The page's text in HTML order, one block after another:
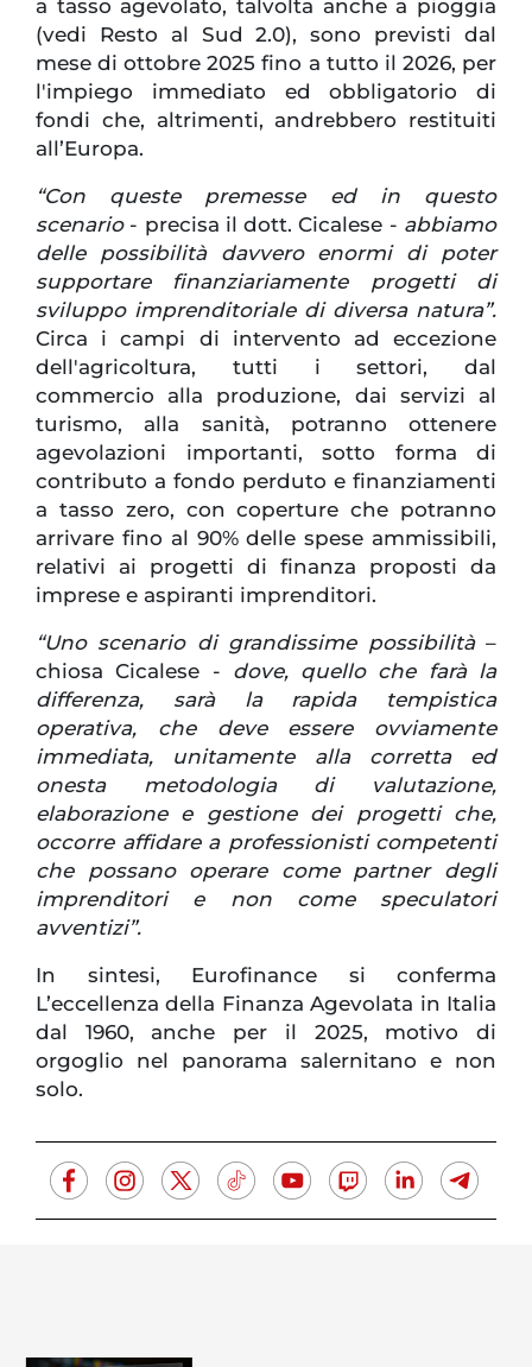
a tasso agevolato, talvolta anche a pioggia
(vedi Resto al Sud 2.0), sono previsti dal
mese di ottobre 2025 fino a tutto il 2026, per
l'impiego immediato ed obbligatorio di
fondi che, altrimenti, andrebbero restituiti
all’Europa.
“Con queste premesse ed in questo
scenario- precisa il dott. Cicalese - abbiamo
delle possibilità davvero enormi di poter
supportare finanziariamente progetti di
sviluppo imprenditoriale di diversa natura”.
Circa i campi di intervento ad eccezione
dell'agricoltura, tutti i settori, dal
commercio alla produzione, dai servizi al
turismo, alla sanità, potranno ottenere
agevolazioni importanti, sotto forma di
contributo a fondo perduto e finanziamenti
a tasso zero, con coperture che potranno
arrivare fino al 90% delle spese ammissibili,
relativi ai progetti di finanza proposti da
imprese e aspiranti imprenditori.
“Uno scenario di grandissime possibilità–
chiosa Cicalese - dove, quello che farà la
differenza, sarà la rapida tempistica
operativa, che deve essere ovviamente
immediata, unitamente alla corretta ed
onesta metodologia di valutazione,
elaborazione e gestione dei progetti che,
occorre affidare a professionisti competenti
che possano operare come partner degli
imprenditori e non come speculatori
avventizi”.
In sintesi, Eurofinance si conferma
L’eccellenza della Finanza Agevolata in Italia
dal 1960, anche per il 2025, motivo di
orgoglio nel panorama salernitano e non
solo.